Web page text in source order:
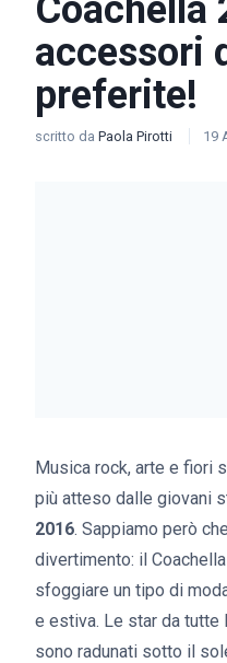
Coachella
accessori
preferite!
scritto da Paola Pirotti 19
Musica rock, arte e fiori
più atteso dalle giovani
2016. Sappiamo però
divertimento: il
sfoggiare un tipo di
e estiva. Le star da
sono radunati sotto il